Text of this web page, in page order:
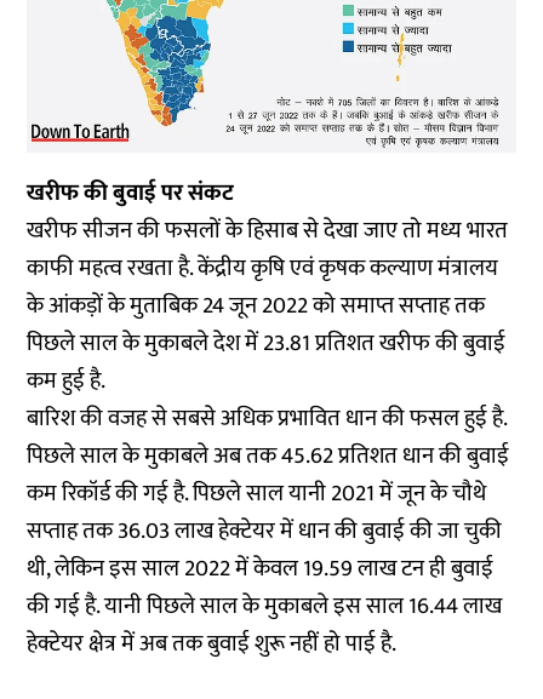
खरीफ की बुवाई पर संकट
खरीफ सीजन की फसलों के हिसाब से देखा जाए तो मध्य भारत
काफी महत्व रखता है. केंद्रीय कृषि एवं कृषक कल्याण मंत्रालय
के आंकड़ों के मुताबिक 24 जून 2022 को समाप्त सप्ताह तक
पिछले साल के मुकाबले देश में 23.81 प्रतिशत खरीफ की बुवाई
कम हुई है.
बारिश की वजह से सबसे अधिक प्रभावित धान की फसल हुई है.
पिछले साल के मुकाबले अब तक 45.62 प्रतिशत धान की बुवाई
कम रिकॉर्ड की गई है. पिछले साल यानी 2021 में जून के चौथे
सप्ताह तक 36.03 लाख हेक्टेयर में धान की बुवाई की जा चुकी
थी, लेकिन इस साल 2022 में केवल 19.59 लाख टन ही बुवाई
की गई है. यानी पिछले साल के मुकाबले इस साल 16.44 लाख
हेक्टेयर क्षेत्र में अब तक बुवाई शुरू नहीं हो पाई है.